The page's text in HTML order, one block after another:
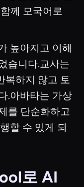
께 모국어로
높아지고 이해
습니다.교사는
복하지 않고 토
.아바타는 가상
를 단순화하고
할 수 있게 되
로 AI